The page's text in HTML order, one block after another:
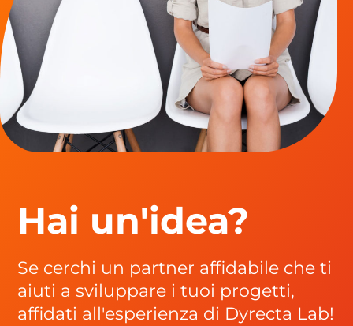
Hai un'idea?
Se cerchi un partner affidabile che ti
aiuti a sviluppare i tuoi progetti,
affidati all'esperienza di Dyrecta Lab!